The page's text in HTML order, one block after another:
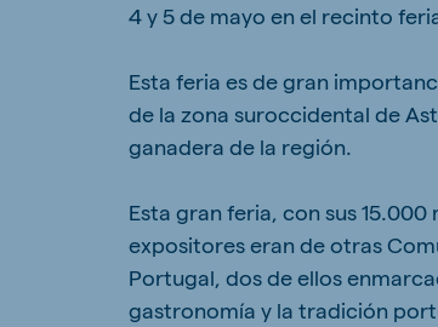
4 y 5 de mayo en el recinto
Esta feria es de gran
de la zona suroccidental de
ganadera de la región.
Esta gran feria, con sus 15.000
expositores eran de otras
Portugal, dos de ellos
gastronomía y la tradición